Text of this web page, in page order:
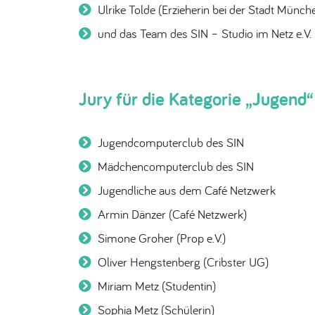
Ulrike Tolde (Erzieherin bei der Stadt
und das Team des SIN – Studio im Netz e.V.
Jury für die Kategorie „Jugend“
Jugendcomputerclub des SIN
Mädchencomputerclub des SIN
Jugendliche aus dem Café Netzwerk
Armin Dänzer (Café Netzwerk)
Simone Groher (Prop e.V.)
Oliver Hengstenberg (Cribster UG)
Miriam Metz (Studentin)
Sophia Metz (Schülerin)